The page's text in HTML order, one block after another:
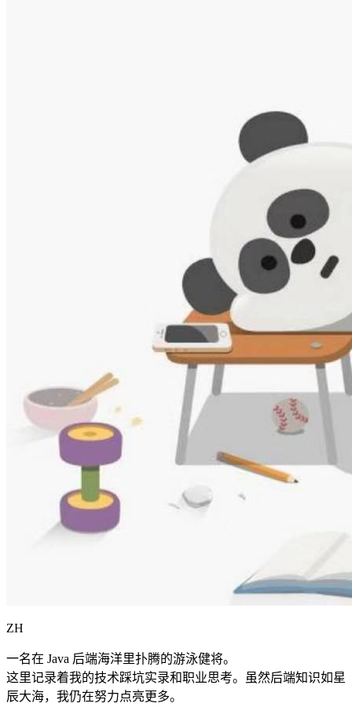
ZH
一名在 Java 后端海洋里扑腾的游泳健将。
这里记录着我的技术踩坑实录和职业思考。虽然后端知识如星
辰大海，我仍在努力点亮更多。